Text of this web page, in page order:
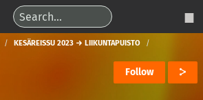
KESÄREISSU 2023 → LIIKUNTAPUISTO
Follow